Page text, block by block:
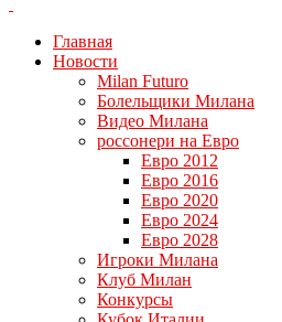
Главная
Новости
Milan Futuro
Болельщики Милана
Видео Милана
россонери на Евро
Евро 2012
Евро 2016
Евро 2020
Евро 2024
Евро 2028
Игроки Милана
Клуб Милан
Конкурсы